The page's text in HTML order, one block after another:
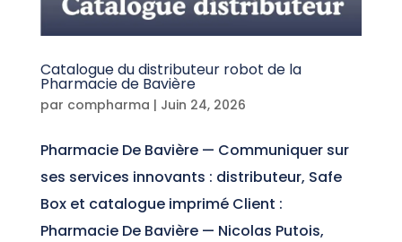
Catalogue du distributeur robot de la
Pharmacie de Bavière
par compharma | Juin 24, 2026
Pharmacie De Bavière — Communiquer sur
ses services innovants : distributeur, Safe
Box et catalogue imprimé Client :
Pharmacie De Bavière — Nicolas Putois,